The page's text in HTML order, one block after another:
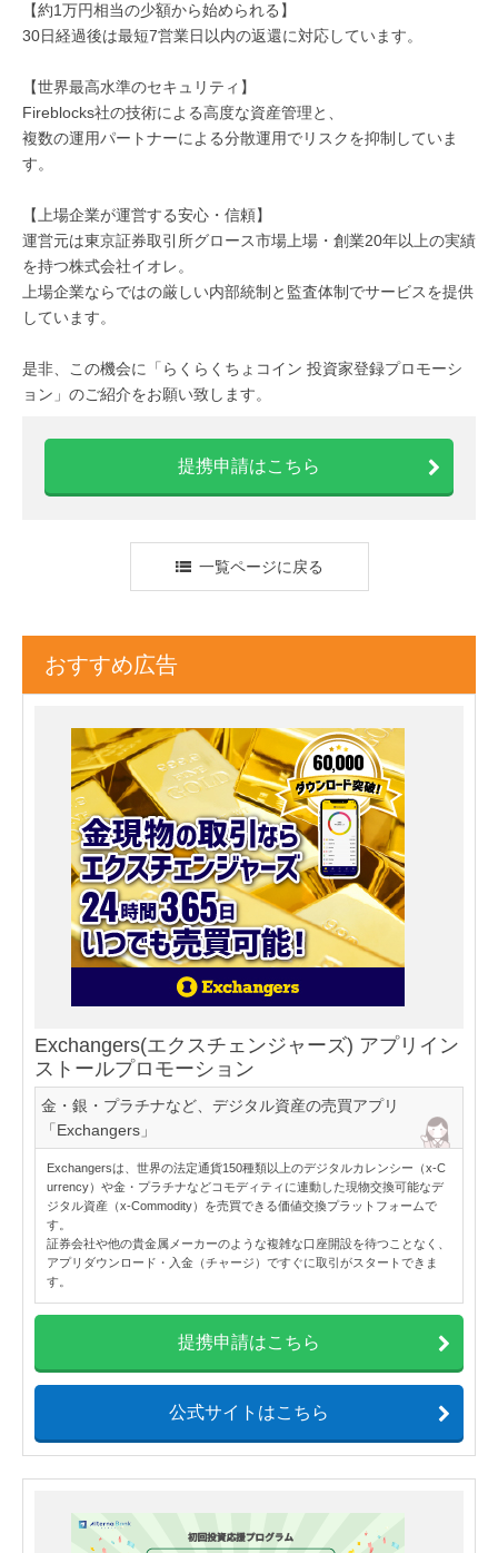
【約1万円相当の少額から始められる】
30日経過後は最短7営業日以内の返還に対応しています。
【世界最高水準のセキュリティ】
Fireblocks社の技術による高度な資産管理と、
複数の運用パートナーによる分散運用でリスクを抑制していま
す。
【上場企業が運営する安心・信頼】
運営元は東京証券取引所グロース市場上場・創業20年以上の実績
を持つ株式会社イオレ。
上場企業ならではの厳しい内部統制と監査体制でサービスを提供
しています。
是非、この機会に「らくらくちょコイン 投資家登録プロモーシ
ョン」のご紹介をお願い致します。
提携申請はこちら
一覧ページに戻る
おすすめ広告
Exchangers(エクスチェンジャーズ) アプリイン
ストールプロモーション
金・銀・プラチナなど、デジタル資産の売買アプリ
「Exchangers」
Exchangersは、世界の法定通貨150種類以上のデジタルカレンシー（x-C
urrency）や金・プラチナなどコモディティに連動した現物交換可能なデ
ジタル資産（x-Commodity）を売買できる価値交換プラットフォームで
す。
証券会社や他の貴金属メーカーのような複雑な口座開設を待つことなく、
アプリダウンロード・入金（チャージ）ですぐに取引がスタートできま
す。
提携申請はこちら
公式サイトはこちら